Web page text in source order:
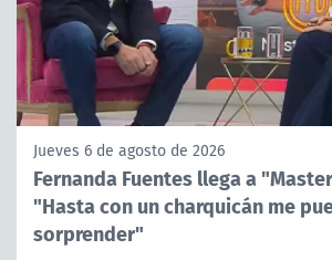
Jueves 6 de agosto de 2026
Fernanda Fuentes llega a
"Hasta con un charquicán me
sorprender"